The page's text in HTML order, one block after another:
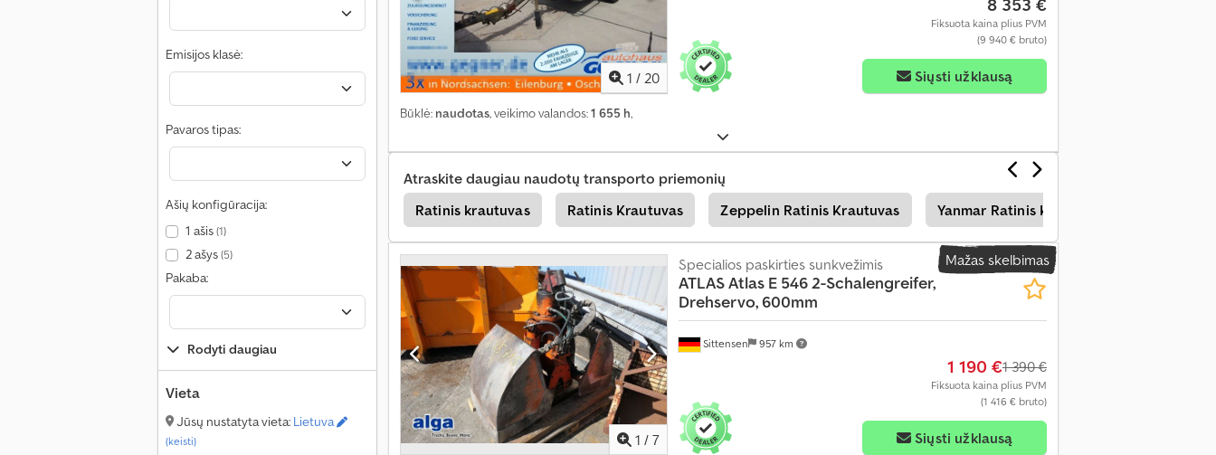
Emisijos klasė:
Pavaros tipas:
Ašių konfigūracija:
1 ašis(1)
2 ašys(5)
Pakaba:
Rodyti daugiau
Vieta
Jūsų nustatyta vieta: Lietuva
(keisti)
i
n
o
t
e
a
b
a
r
+
4
9
2
0
8
9
5
1 / 20
Fiksuota kaina plius PVM
(9 940 € bruto)
Siųsti užklausą
Būklė: naudotas, veikimo valandos:1 655 h,
Atraskite daugiau naudotų transporto priemonių
Ratinis krautuvas
Ratinis Krautuvas Zeppelin Ratinis Krautuvas Yanmar Ratinis Krautuvas
Yanmar Ratinis Ekskavatorius
Mažas skelbimas
1 / 7
Sittensen 957 km
Specialios paskirties sunkvežimis
ATLASAtlas E 546 2-Schalengreifer,
Drehservo, 600mm
1 190 €1 390 €
Fiksuota kaina plius PVM
(1 416 € bruto)
Siųsti užklausą